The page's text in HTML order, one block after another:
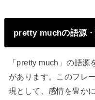
pretty muchの語源
「pretty much」の語
があります。このフレ
現として、感情を豊か